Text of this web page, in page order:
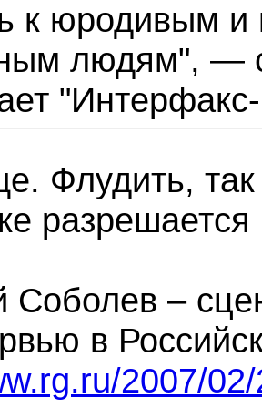
к юродивым и
людям", —
Флудить,
разрешается
Соболев –
в
2007/